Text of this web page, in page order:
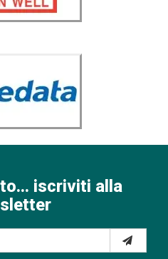
iscriviti alla